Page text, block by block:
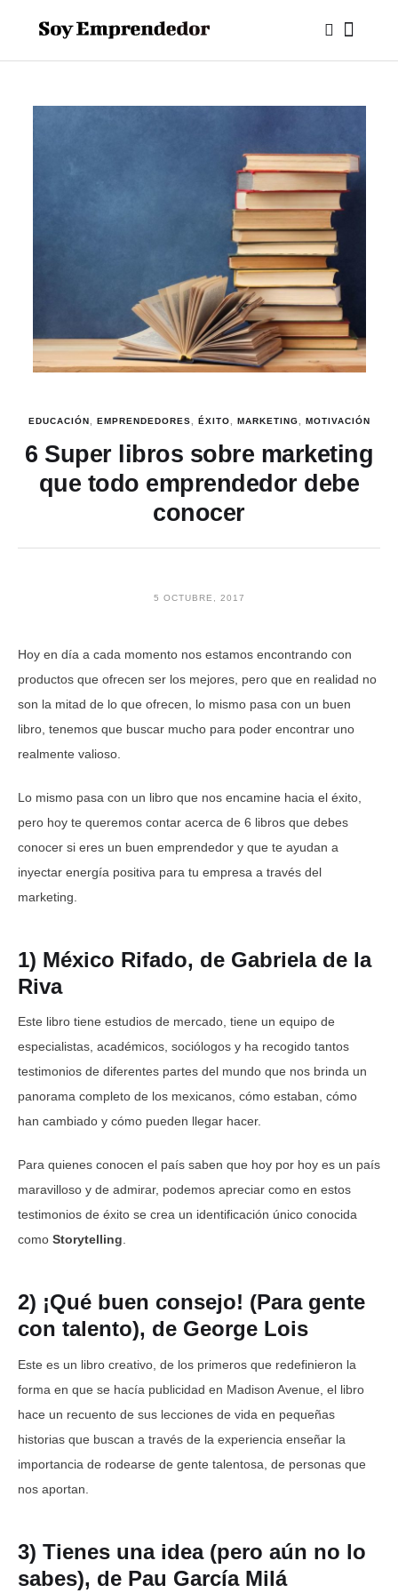
EDUCACIÓN EMPRENDEDORES ÉXITO MARKETING MOTIVACIÓN
6 Super libros sobre marketing
que todo emprendedor debe
conocer
5 OCTUBRE, 2017
Hoy en día a cada momento nos estamos encontrando con
productos que ofrecen ser los mejores, pero que en realidad no
son la mitad de lo que ofrecen, lo mismo pasa con un buen
libro, tenemos que buscar mucho para poder encontrar uno
realmente valioso.
Lo mismo pasa con un libro que nos encamine hacia el éxito,
pero hoy te queremos contar acerca de 6 libros que debes
conocer si eres un buen emprendedor y que te ayudan a
inyectar energía positiva para tu empresa a través del
marketing.
1) México Rifado, de Gabriela de la
Riva
Este libro tiene estudios de mercado, tiene un equipo de
especialistas, académicos, sociólogos y ha recogido tantos
testimonios de diferentes partes del mundo que nos brinda un
panorama completo de los mexicanos, cómo estaban, cómo
han cambiado y cómo pueden llegar hacer.
Para quienes conocen el país saben que hoy por hoy es un país
maravilloso y de admirar, podemos apreciar como en estos
testimonios de éxito se crea un identificación único conocida
como Storytelling.
2) ¡Qué buen consejo! (Para gente
con talento), de George Lois
Este es un libro creativo, de los primeros que redefinieron la
forma en que se hacía publicidad en Madison Avenue, el libro
hace un recuento de sus lecciones de vida en pequeñas
historias que buscan a través de la experiencia enseñar la
importancia de rodearse de gente talentosa, de personas que
nos aportan.
3) Tienes una idea (pero aún no lo
sabes), de Pau García Milá